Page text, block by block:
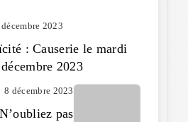
décembre 2023
: Causerie le mardi
2023
8 décembre 2023
pas